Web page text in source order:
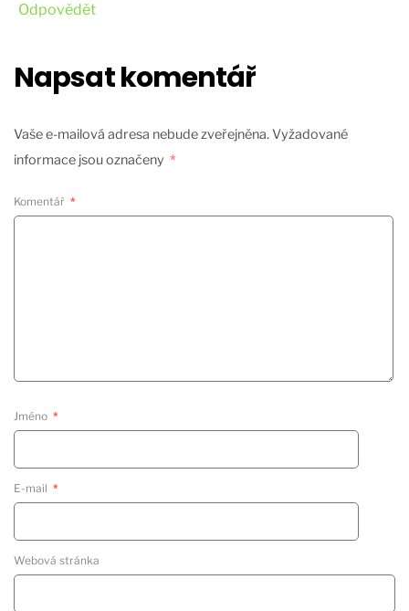
Odpovědět
Napsat komentář
Vaše e-mailová adresa nebude zveřejněna.Vyžadované
informace jsou označeny *
Komentář *
Jméno *
E-mail *
Webová stránka